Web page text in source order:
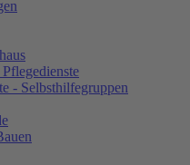
- Selbsthilfegruppen